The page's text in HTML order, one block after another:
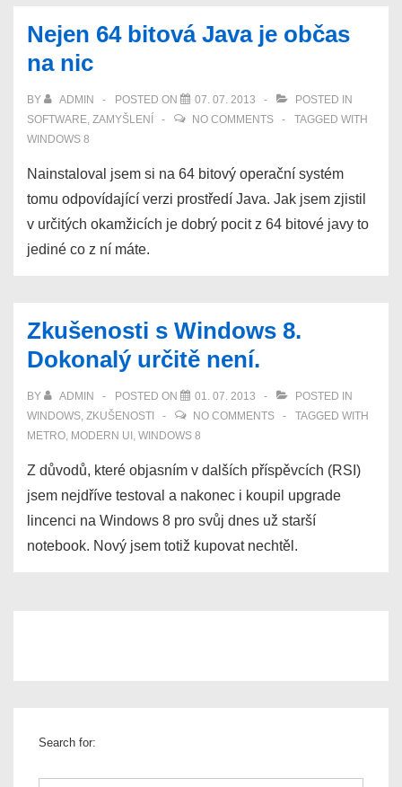
Nejen 64 bitová Java je občas
na nic
BY ADMIN POSTED ON 07. 07. 2013
POSTED IN
SOFTWARE, ZAMYŠLENÍ NO COMMENTS
TAGGED WITH
WINDOWS 8
Nainstaloval jsem si na 64 bitový operační systém
tomu odpovídající verzi prostředí Java. Jak jsem zjistil
v určitých okamžicích je dobrý pocit z 64 bitové javy to
jediné co z ní máte.
Zkušenosti s Windows 8.
Dokonalý určitě není.
BY ADMIN POSTED ON 01. 07. 2013
POSTED IN
WINDOWS, ZKUŠENOSTI NO COMMENTS
TAGGED WITH
METRO, MODERN UI , WINDOWS 8
Z důvodů, které objasním v dalších příspěvcích (RSI)
jsem nejdříve testoval a nakonec i koupil upgrade
lincenci na Windows 8 pro svůj dnes už starší
notebook. Nový jsem totiž kupovat nechtěl.
Search for: